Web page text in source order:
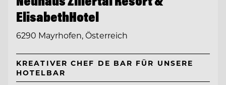
ElisabethHotel
6290 Mayrhofen, Österreich
KREATIVER CHEF DE BAR FÜR UNSERE
HOTELBAR